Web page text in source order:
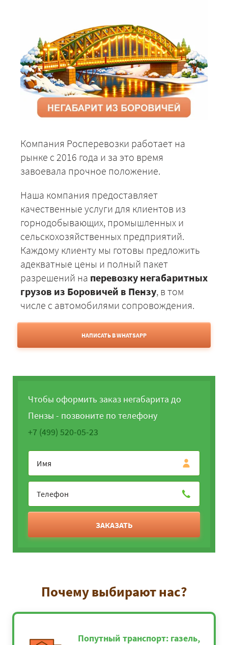
Компания Росперевозки работает на
рынке с 2016 года и за это время
завоевала прочное положение.
Наша компания предоставляет
качественные услуги для клиентов из
горнодобывающих, промышленных и
сельскохозяйственных предприятий.
Каждому клиенту мы готовы предложить
адекватные цены и полный пакет
разрешений на перевозку негабаритных
грузов из Боровичей в Пензу, в том
числе с автомобилями сопровождения.
НАПИСАТЬ В WHATSAPP
Чтобы оформить заказ негабарита до
Пензы - позвоните по телефону
+7 (499) 520-05-23
ЗАКАЗАТЬ
Почему выбирают нас?
Попутный транспорт: газель,